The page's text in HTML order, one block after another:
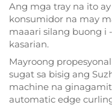
Ang mga tray na ito
konsumidor na may
maaari silang buong i
kasarian.
Mayroong
sugat sa bisig ang
machine na
automatic edge